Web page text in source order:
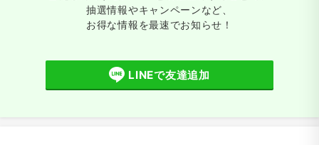
抽選情報やキャンペーンなど、
お得な情報を最速でお知らせ！
LINEで友達追加